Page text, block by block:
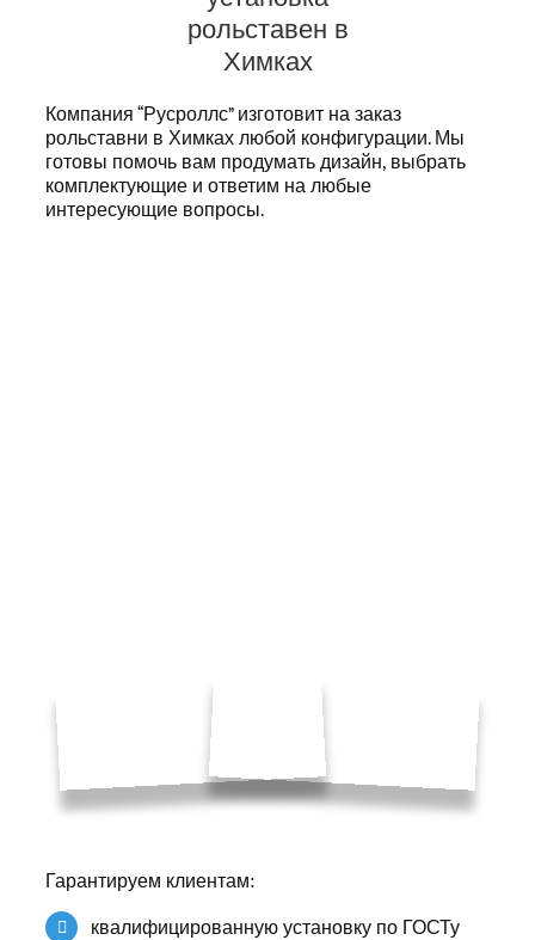
рольставен в
Химках
Компания “Русроллс” изготовит на заказ
рольставни в Химках любой конфигурации. Мы
готовы помочь вам продумать дизайн, выбрать
комплектующие и ответим на любые
интересующие вопросы.
Гарантируем клиентам:
квалифицированную установку по ГОСТу